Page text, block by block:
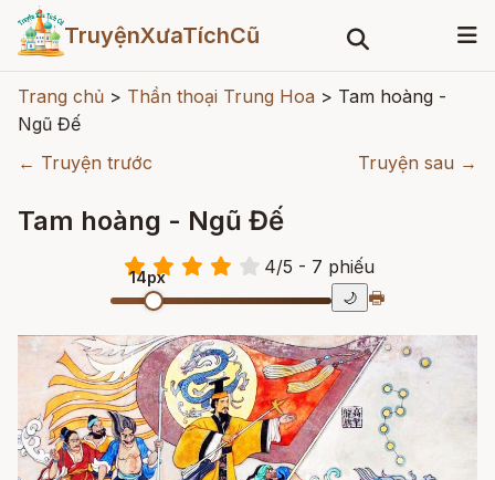
TruyệnXưaTíchCũ
Trang chủ > Thần thoại Trung Hoa > Tam hoàng -
Ngũ Đế
← Truyện trước
Truyện sau →
Tam hoàng - Ngũ Đế
4/5 - 7 phiếu
14px
🌙 🖶